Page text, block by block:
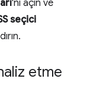
'nı açın ve
seçici
etme